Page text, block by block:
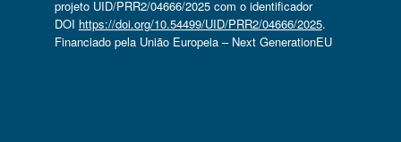
projeto UID/PRR2/04666/2025 com o identificador
DOI https://doi.org/10.54499/UID/PRR2/04666/2025.
Financiado pela União Europeia – Next GenerationEU